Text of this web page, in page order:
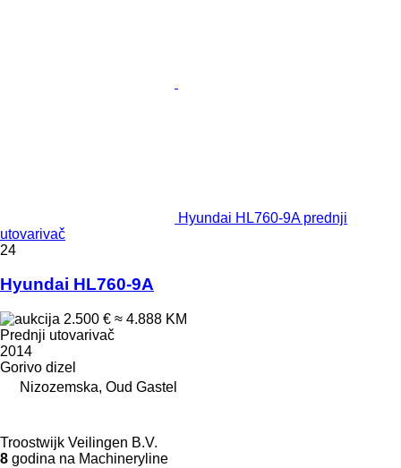
Hyundai HL760-9A prednji
utovarivač
24
Hyundai HL760-9A
2.500 € ≈ 4.888 KM
Prednji utovarivač
2014
Gorivo dizel
Nizozemska, Oud Gastel
Troostwijk Veilingen B.V.
8 godina na Machineryline